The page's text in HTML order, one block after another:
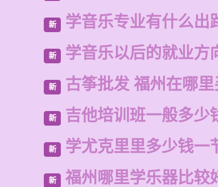
新 学音乐专业有什么出
新 学音乐以后的就业方
新 古筝批发 福州在哪
新 吉他培训班一般多少
新 学尤克里里多少钱一
新 福州哪里学乐器比较